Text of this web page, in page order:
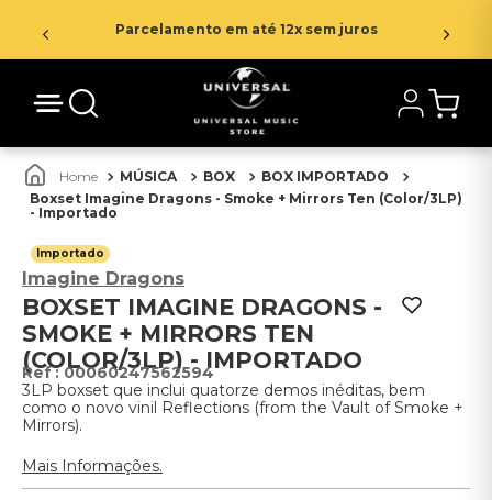
Parcelamento em até 12x sem juros
MÚSICA BOX
BOX IMPORTADO
Boxset Imagine Dragons - Smoke + Mirrors Ten (Color/3LP)
- Importado
Importado
Imagine Dragons
BOXSET IMAGINE DRAGONS -
SMOKE + MIRRORS TEN
(COLOR/3LP) - IMPORTADO
:00060247562594
3LP boxset que inclui quatorze demos inéditas, bem
como o novo vinil Reflections (from the Vault of Smoke +
Mirrors).
Mais Informações.